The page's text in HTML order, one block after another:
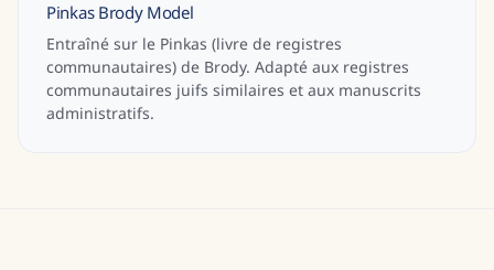
Pinkas Brody Model
Entraîné sur le Pinkas (livre de registres
communautaires) de Brody. Adapté aux registres
communautaires juifs similaires et aux manuscrits
administratifs.